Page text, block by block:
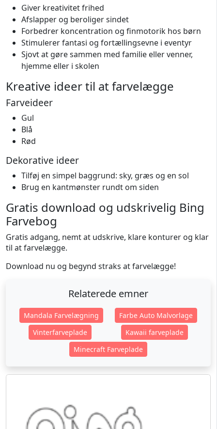
Giver kreativitet frihed
Afslapper og beroliger sindet
Forbedrer koncentration og finmotorik hos børn
Stimulerer fantasi og fortællingsevne i eventyr
Sjovt at gøre sammen med familie eller venner,
hjemme eller i skolen
Kreative ideer til at farvelægge
Farveideer
Gul
Blå
Rød
Dekorative ideer
Tilføj en simpel baggrund: sky, græs og en sol
Brug en kantmønster rundt om siden
Gratis download og udskrivelig Bing
Farvebog
Gratis adgang, nemt at udskrive, klare konturer og klar
til at farvelægge.
Download nu og begynd straks at farvelægge!
Relaterede emner
Mandala Farvelægning
Farbe Auto Malvorlage
Vinterfarveplade
Kawaii farveplade
Minecraft Farveplade